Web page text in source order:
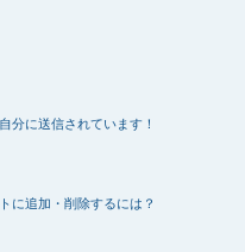
分に送信されています！
に追加・削除するには？